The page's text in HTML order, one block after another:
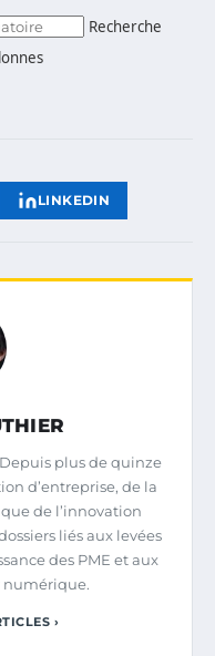
Recherche
LINKEDIN
plus de quinze
d’entreprise, de la
de l’innovation
liés aux levées
des PME et aux
numérique.
›